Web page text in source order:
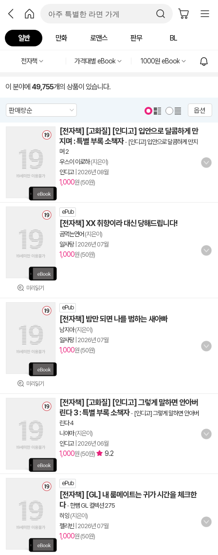
일반 만화 로맨스 판무 BL
전자책 가격대별 eBook 1000원 eBook
이 분야에 49,755개의 상품이 있습니다.
옵션
[전자책] [고화질] [인디고] 입안으로 달콤하게 만
지며 : 특별 부록 소책자- [인디고] 입안으로 달콤하게 만지
며 2
우스이 이로하(지은이)
인디고| 2026년 08월
1,000원 (50원)
미리읽기
ePub
[전자책] XX 취향이라 대신 당해드립니다!
곰먹는연어 (지은이)
알사탕| 2026년 07월
1,000원 (50원)
미리읽기
ePub
[전자책] 밤만 되면 나를 범하는 새아빠
남지아(지은이)
알사탕| 2026년 07월
1,000원 (50원)
[전자책] [고화질] [인디고] 그렇게 말하면 안아버
린다 3 : 특별 부록 소책자- [인디고] 그렇게 말하면 안아버
린다 4
니야마(지은이)
인디고| 2026년 06월
1,000원 (50원) 9.2
ePub
[전자책] [GL] 내 룸메이트는 귀가 시간을 체크한
다-한뼘 GL 컬렉션 275
히잉 (지은이)
젤리빈 2026년 07월
1,000원 (50원)